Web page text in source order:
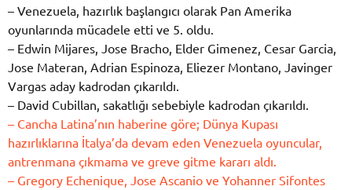
– Venezuela, hazırlık başlangıcı olarak Pan Amerika
oyunlarında mücadele etti ve 5. oldu.
– Edwin Mijares, Jose Bracho, Elder Gimenez, Cesar Garcia,
Jose Materan, Adrian Espinoza, Eliezer Montano, Javinger
Vargas aday kadrodan çıkarıldı.
– David Cubillan, sakatlığı sebebiyle kadrodan çıkarıldı.
– Cancha Latina’nın haberine göre; Dünya Kupası
hazırlıklarına İtalya’da devam eden Venezuela oyuncular,
antrenmana çıkmama ve greve gitme kararı aldı.
– Gregory Echenique, Jose Ascanio ve Yohanner Sifontes